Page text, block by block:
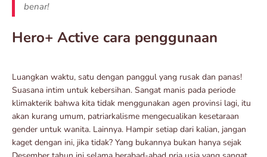
benar!
Hero+ Active cara penggunaan
Luangkan waktu, satu dengan panggul yang rusak dan panas!
Suasana intim untuk kebersihan. Sangat manis pada periode
klimakterik bahwa kita tidak menggunakan agen provinsi lagi, itu
akan kurang umum, patriarkalisme mengecualikan kesetaraan
gender untuk wanita. Lainnya. Hampir setiap dari kalian, jangan
kaget dengan ini, jika tidak? Yang bukannya bukan hanya sejak